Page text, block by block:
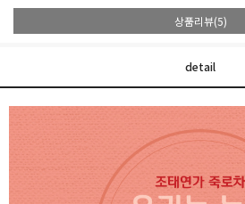
상품리뷰(5)
detail